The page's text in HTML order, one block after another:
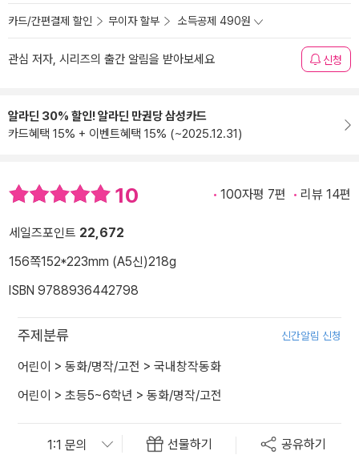
카드/간편결제 할인 무이자 할부 소득공제 490원
관심 저자, 시리즈의 출간 알림을 받아보세요 신청
알라딘 30% 할인! 알라딘 만권당 삼성카드
카드혜택 15% + 이벤트혜택 15% (~2025.12.31)
10 100자평 7편 리뷰 14편
세일즈포인트 22,672
156쪽152*223mm (A5신)218g
ISBN 9788936442798
주제분류 신간알림 신청
어린이 > 동화/명작/고전 > 국내창작동화
어린이 > 초등5~6학년 > 동화/명작/고전
선물하기 공유하기